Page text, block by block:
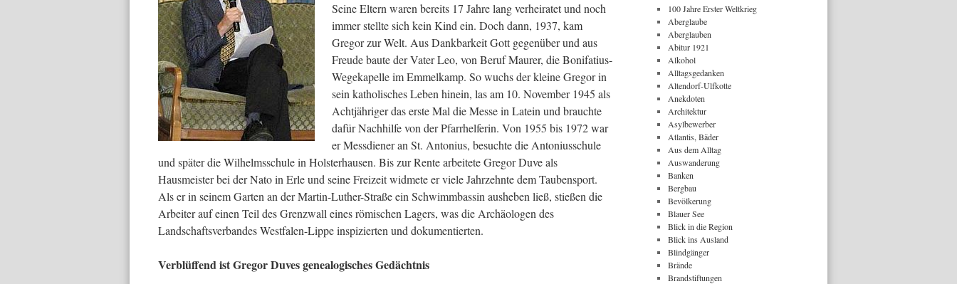
Seine Eltern waren bereits 17 Jahre lang verheiratet und noch
immer stellte sich kein Kind ein. Doch dann, 1937, kam
Gregor zur Welt. Aus Dankbarkeit Gott gegenüber und aus
Freude baute der Vater Leo, von Beruf Maurer, die Bonifatius-
Wegekapelle im Emmelkamp. So wuchs der kleine Gregor in
sein katholisches Leben hinein, las am 10. November 1945 als
Achtjähriger das erste Mal die Messe in Latein und brauchte
dafür Nachhilfe von der Pfarrhelferin. Von 1955 bis 1972 war
er Messdiener an St. Antonius, besuchte die Antoniusschule
und später die Wilhelmsschule in Holsterhausen. Bis zur Rente arbeitete Gregor Duve als
Hausmeister bei der Nato in Erle und seine Freizeit widmete er viele Jahrzehnte dem Taubensport.
Als er in seinem Garten an der Martin-Luther-Straße ein Schwimmbassin ausheben ließ, stießen die
Arbeiter auf einen Teil des Grenzwall eines römischen Lagers, was die Archäologen des
Landschaftsverbandes Westfalen-Lippe inspizierten und dokumentierten.
Verblüffend ist Gregor Duves genealogisches Gedächtnis
100 Jahre Erster Weltkrieg
Aberglaube
Aberglauben
Abitur 1921
Alkohol
Alltagsgedanken
Altendorf-Ulfkotte
Anekdoten
Architektur
Asylbewerber
Atlantis, Bäder
Aus dem Alltag
Auswanderung
Banken
Bergbau
Bevölkerung
Blauer See
Blick in die Region
Blick ins Ausland
Blindgänger
Brände
Brandstiftungen